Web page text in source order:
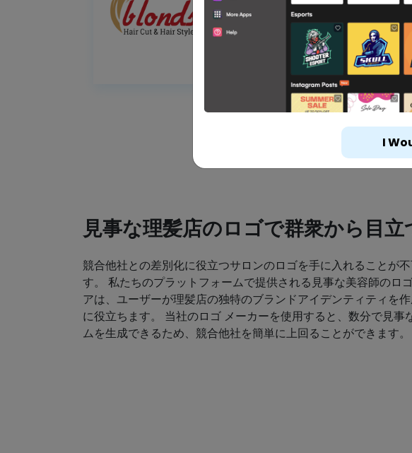
見事な理髪店のロゴで群衆から目立
競合他社との差別化に役立つサロンのロゴを手に入れることが
す。 私たちのプラットフォームで提供される見事な美容師のロ
アは、ユーザーが理髪店の独特のブランドアイデンティティを
に役立ちます。 当社のロゴ メーカーを使用すると、数分で見事
ムを生成できるため、競合他社を簡単に上回ることができます。
I